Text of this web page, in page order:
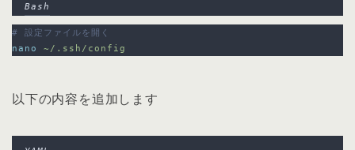
Bash
# 設定ファイルを開く
nano
~/.ssh/config
以下の内容を追加します